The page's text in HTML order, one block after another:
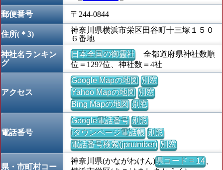
郵便番号 〒244-0844
住所(＊3)
神奈川県横浜市栄区田谷町十三塚１５０
６番地
神社名ランキン
グ
日本全国の御靈社全都道府県神社数順
位＝1297位、神社数＝4社
アクセス
Google Mapの地図 別窓
Yahoo Mapの地図 別窓
Bing Mapの地図 別窓
電話番号
Google電話番号 別窓
iタウンページ電話帳 別窓
電話番号検索(jpnumber) 別窓
県・市町村コー
神奈川県(かながわけん)県コード = 14、